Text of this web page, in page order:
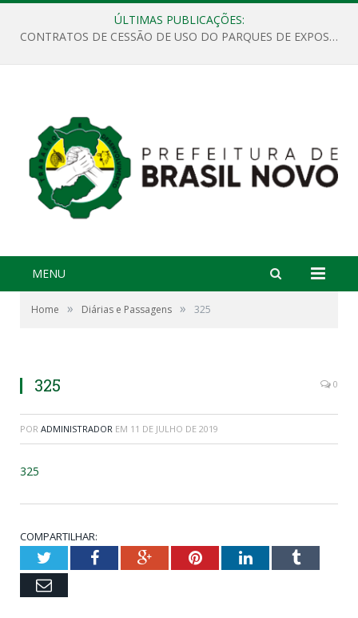
ÚLTIMAS PUBLICAÇÕES:
CONTRATOS DE CESSÃO DE USO DO PARQUES DE EXPOSIÇÕES “ORESTES BELIQUE”
MENU
Home » Diárias e Passagens » 325
325 0
POR ADMINISTRADOR EM 11 DE JULHO DE 2019
325
COMPARTILHAR:
TwitterFacebookGoogle+PinterestLinkedInTumblr
Email